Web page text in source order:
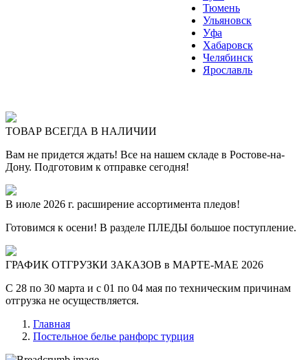
Тюмень
Ульяновск
Уфа
Хабаровск
Челябинск
Ярославль
ТОВАР ВСЕГДА В НАЛИЧИИ
Вам не придется ждать! Все на нашем складе в Ростове-на-
Дону. Подготовим к отправке сегодня!
В июле 2026 г. расширение ассортимента пледов!
Готовимся к осени! В разделе ПЛЕДЫ большое поступление.
ГРАФИК ОТГРУЗКИ ЗАКАЗОВ в МАРТЕ-МАЕ 2026
С 28 по 30 марта и с 01 по 04 мая по техническим причинам
отгрузка не осуществляется.
Главная
Постельное белье ранфорс турция